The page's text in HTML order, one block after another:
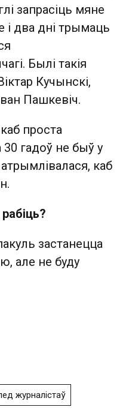
запрасіць мяне
і два дні трымаць
Былі такія
Кучынскі,
Пашкевіч.
проста
гадоў не быў у
каб
застанецца
але не буду
журналістаў